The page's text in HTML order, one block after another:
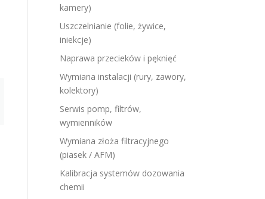
kamery)
Uszczelnianie (folie, żywice,
iniekcje)
Naprawa przecieków i pęknięć
Wymiana instalacji (rury, zawory,
kolektory)
Serwis pomp, filtrów,
wymienników
Wymiana złoża filtracyjnego
(piasek / AFM)
Kalibracja systemów dozowania
chemii